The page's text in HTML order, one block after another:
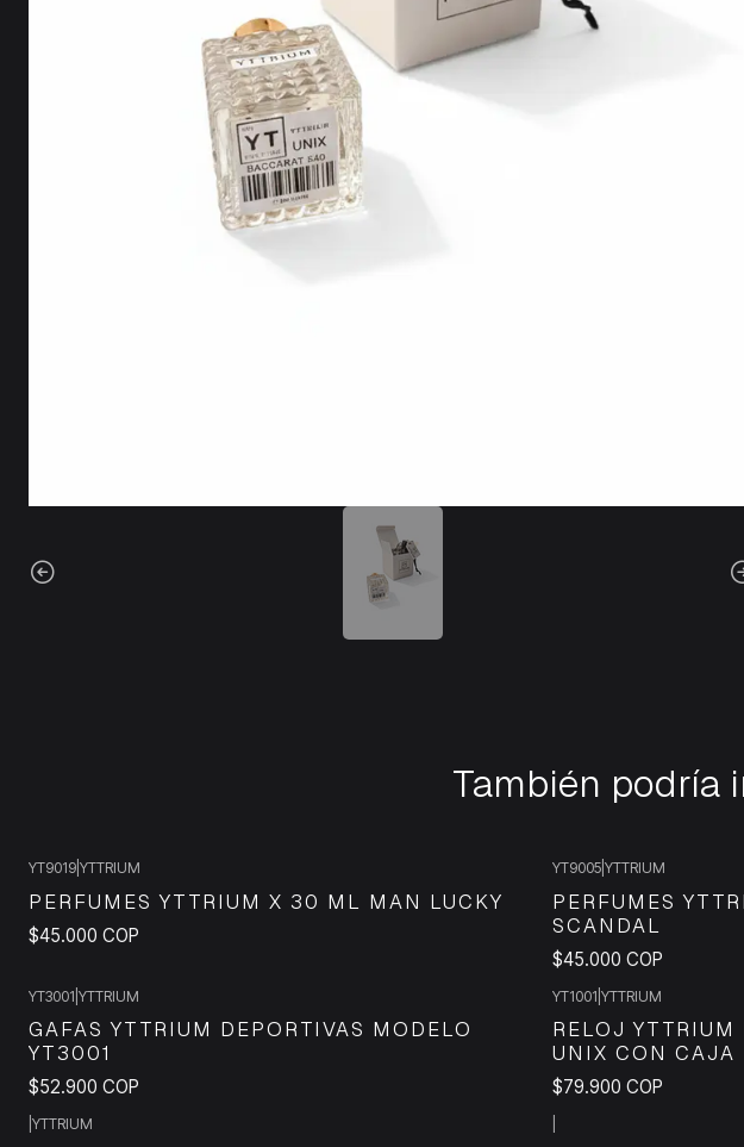
También podría
YT9019 YTTRIUM
PERFUMES YTTRIUM X 30 ML MAN LUCKY
$45.000 COP
YT9005| YTTRIUM
PERFUMES
SCANDAL
$45.000 COP
YT3001 YTTRIUM
GAFAS YTTRIUM DEPORTIVAS MODELO
YT3001
$52.900 COP
YT1001 YTTRIUM
RELOJ
UNIX CON CAJA
$79.900 COP
YTTRIUM